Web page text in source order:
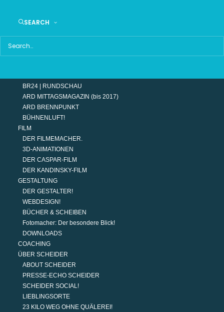
SEARCH
SCHEIDER STARTSEITE
UKRAINE WAR DAY-COUNTER
TERMINE
BR24 | RUNDSCHAU
ARD MITTAGSMAGAZIN (bis 2017)
ARD BRENNPUNKT
BÜHNENLUFT!
FILM
DER FILMEMACHER.
3D-ANIMATIONEN
DER CASPAR-FILM
DER KANDINSKY-FILM
GESTALTUNG
DER GESTALTER!
WEBDESIGN!
BÜCHER & SCHEIBEN
Fotomacher: Der besondere Blick!
DOWNLOADS
COACHING
ÜBER SCHEIDER
ABOUT SCHEIDER
PRESSE-ECHO SCHEIDER
SCHEIDER SOCIAL!
LIEBLINGSORTE
23 KILO WEG OHNE QUÄLEREI!